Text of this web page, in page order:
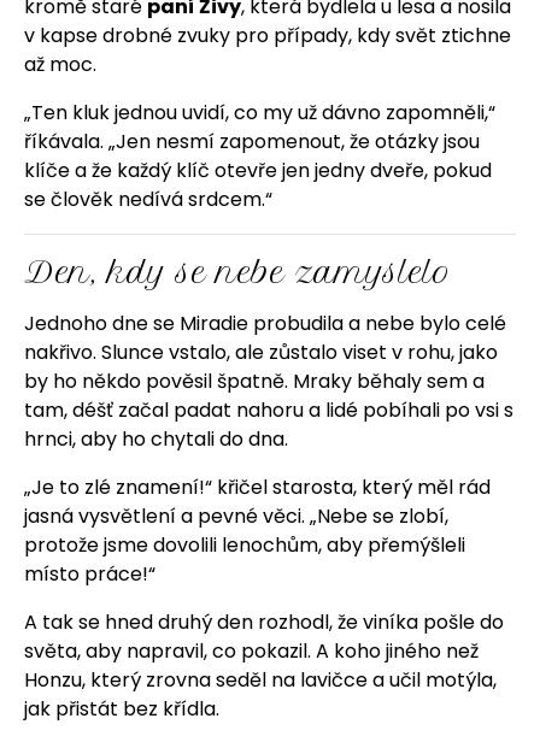
kromě staré paní Živy, která bydlela u lesa a nosila
v kapse drobné zvuky pro případy, kdy svět ztichne
až moc.
„Ten kluk jednou uvidí, co my už dávno zapomněli,“
říkávala. „Jen nesmí zapomenout, že otázky jsou
klíče a že každý klíč otevře jen jedny dveře, pokud
se člověk nedívá srdcem.“
Den, kdy se nebe zamyslelo
Jednoho dne se Miradie probudila a nebe bylo celé
nakřivo. Slunce vstalo, ale zůstalo viset v rohu, jako
by ho někdo pověsil špatně. Mraky běhaly sem a
tam, déšť začal padat nahoru a lidé pobíhali po vsi s
hrnci, aby ho chytali do dna.
„Je to zlé znamení!“ křičel starosta, který měl rád
jasná vysvětlení a pevné věci. „Nebe se zlobí,
protože jsme dovolili lenochům, aby přemýšleli
místo práce!“
A tak se hned druhý den rozhodl, že viníka pošle do
světa, aby napravil, co pokazil. A koho jiného než
Honzu, který zrovna seděl na lavičce a učil motýla,
jak přistát bez křídla.